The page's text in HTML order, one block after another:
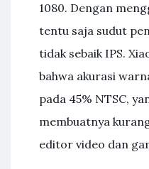
1080. Dengan
tentu saja sudut
tidak sebaik IPS.
bahwa akurasi
pada 45% NTSC,
membuatnya
editor video dan